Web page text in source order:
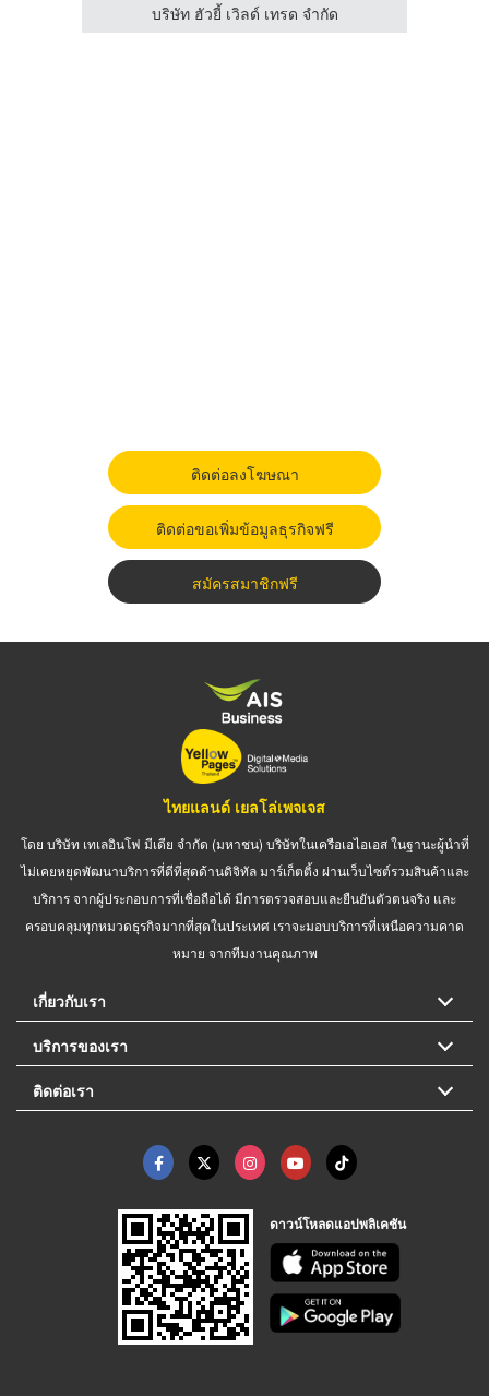
บริษัท ฮัวยี้ เวิลด์ เทรด จำกัด
ติดต่อลงโฆษณา
ติดต่อขอเพิ่มข้อมูลธุรกิจฟรี
สมัครสมาชิกฟรี
ไทยแลนด์ เยลโล่เพจเจส
โดย บริษัท เทเลอินโฟ มีเดีย จำกัด (มหาชน) บริษัทในเครือเอไอเอส ในฐานะผู้นำที่
ไม่เคยหยุดพัฒนาบริการที่ดีที่สุดด้านดิจิทัล มาร์เก็ตติ้ง ผ่านเว็บไซต์รวมสินค้าและ
บริการ จากผู้ประกอบการที่เชื่อถือได้ มีการตรวจสอบและยืนยันตัวตนจริง และ
ครอบคลุมทุกหมวดธุรกิจมากที่สุดในประเทศ เราจะมอบบริการที่เหนือความคาด
หมาย จากทีมงานคุณภาพ
เกี่ยวกับเรา
บริการของเรา
ติดต่อเรา
ดาวน์โหลดแอปพลิเคชัน